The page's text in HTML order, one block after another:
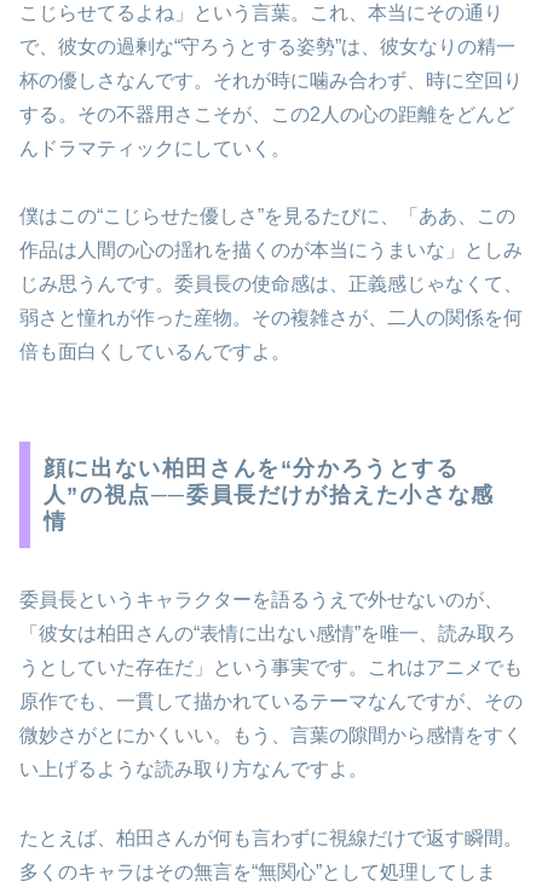
こじらせてるよね」という言葉。これ、本当にその通り
で、彼女の過剰な“守ろうとする姿勢”は、彼女なりの精一
杯の優しさなんです。それが時に噛み合わず、時に空回り
する。その不器用さこそが、この2人の心の距離をどんど
んドラマティックにしていく。
僕はこの“こじらせた優しさ”を見るたびに、「ああ、この
作品は人間の心の揺れを描くのが本当にうまいな」としみ
じみ思うんです。委員長の使命感は、正義感じゃなくて、
弱さと憧れが作った産物。その複雑さが、二人の関係を何
倍も面白くしているんですよ。
顔に出ない柏田さんを“分かろうとする
人”の視点──委員長だけが拾えた小さな感
情
委員長というキャラクターを語るうえで外せないのが、
「彼女は柏田さんの“表情に出ない感情”を唯一、読み取ろ
うとしていた存在だ」という事実です。これはアニメでも
原作でも、一貫して描かれているテーマなんですが、その
微妙さがとにかくいい。もう、言葉の隙間から感情をすく
い上げるような読み取り方なんですよ。
たとえば、柏田さんが何も言わずに視線だけで返す瞬間。
多くのキャラはその無言を“無関心”として処理してしま